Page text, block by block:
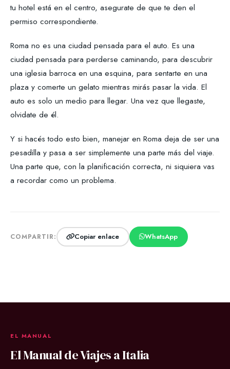
tu hotel está en el centro, asegurate de que te den el
permiso correspondiente.
Roma no es una ciudad pensada para el auto. Es una
ciudad pensada para perderse caminando, para descubrir
una iglesia barroca en una esquina, para sentarte en una
plaza y comerte un gelato mientras mirás pasar la vida. El
auto es solo un medio para llegar. Una vez que llegaste,
olvidate de él.
Y si hacés todo esto bien, manejar en Roma deja de ser una
pesadilla y pasa a ser simplemente una parte más del viaje.
Una parte que, con la planificación correcta, ni siquiera vas
a recordar como un problema.
COMPARTIR: Copiar enlace WhatsApp
EL MANUAL
El Manual de Viajes a Italia